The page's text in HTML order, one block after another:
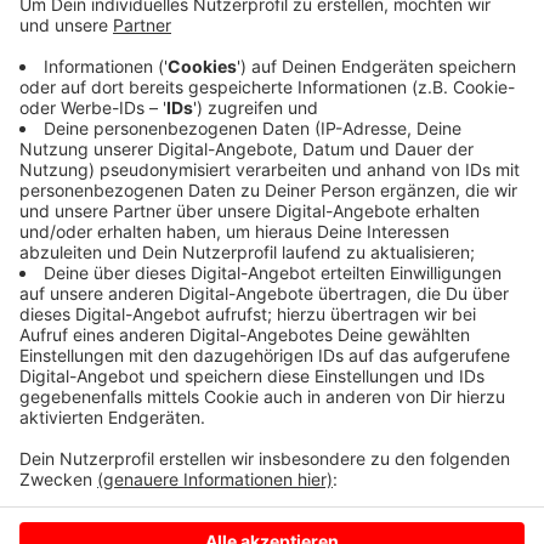
Netzwerk helfe dabei Verkehrsangebote für die
Zukunft weiterzuentwickeln - klimafreundlich und
nachhaltig. Es biete Beratungsangebote und
Schulungen. Wichtig sei auch der Austausch mit den
knapp 300 anderen Städten und Gemeinde, die
Mitglied sind.
Anzeige
Anzeige